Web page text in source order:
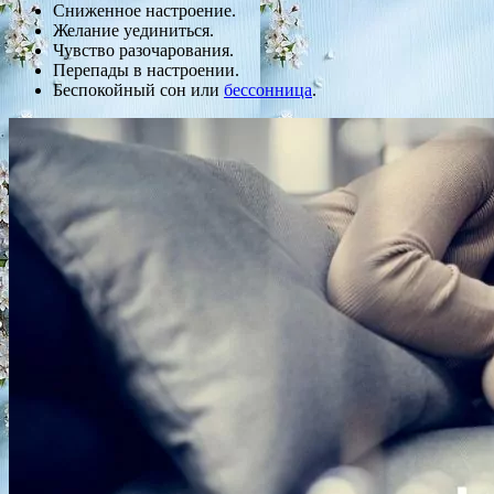
Сниженное настроение.
Желание уединиться.
Чувство разочарования.
Перепады в настроении.
Беспокойный сон или бессонница.